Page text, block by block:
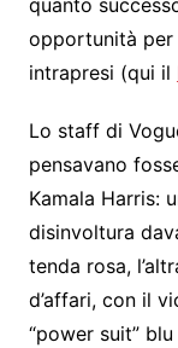
quanto
opportunità per
intrapresi (qui il
Lo staff di
pensavano
Kamala Harris:
disinvoltura
tenda rosa,
d’affari, con il
“power suit”